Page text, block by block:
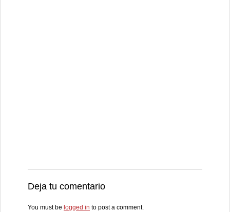
Deja tu comentario
You must be logged in to post a comment.